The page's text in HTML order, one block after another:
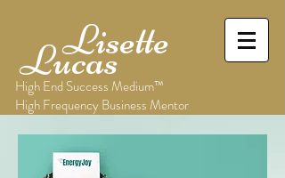
Lisette
Lucas
High End Success Medium™
High Frequency Business Mentor